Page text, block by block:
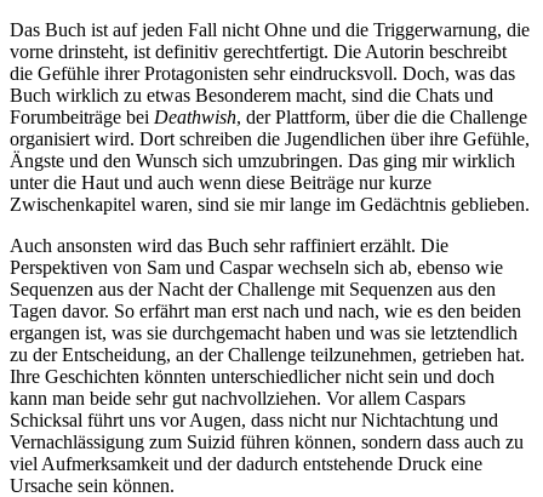
Das Buch ist auf jeden Fall nicht Ohne und die Triggerwarnung, die
vorne drinsteht, ist definitiv gerechtfertigt. Die Autorin beschreibt
die Gefühle ihrer Protagonisten sehr eindrucksvoll. Doch, was das
Buch wirklich zu etwas Besonderem macht, sind die Chats und
Forumbeiträge bei Deathwish, der Plattform, über die die Challenge
organisiert wird. Dort schreiben die Jugendlichen über ihre Gefühle,
Ängste und den Wunsch sich umzubringen. Das ging mir wirklich
unter die Haut und auch wenn diese Beiträge nur kurze
Zwischenkapitel waren, sind sie mir lange im Gedächtnis geblieben.
Auch ansonsten wird das Buch sehr raffiniert erzählt. Die
Perspektiven von Sam und Caspar wechseln sich ab, ebenso wie
Sequenzen aus der Nacht der Challenge mit Sequenzen aus den
Tagen davor. So erfährt man erst nach und nach, wie es den beiden
ergangen ist, was sie durchgemacht haben und was sie letztendlich
zu der Entscheidung, an der Challenge teilzunehmen, getrieben hat.
Ihre Geschichten könnten unterschiedlicher nicht sein und doch
kann man beide sehr gut nachvollziehen. Vor allem Caspars
Schicksal führt uns vor Augen, dass nicht nur Nichtachtung und
Vernachlässigung zum Suizid führen können, sondern dass auch zu
viel Aufmerksamkeit und der dadurch entstehende Druck eine
Ursache sein können.